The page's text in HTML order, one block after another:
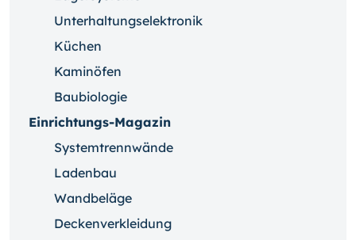
Unterhaltungselektronik
Küchen
Kaminöfen
Baubiologie
Einrichtungs-Magazin
Systemtrennwände
Ladenbau
Wandbeläge
Deckenverkleidung